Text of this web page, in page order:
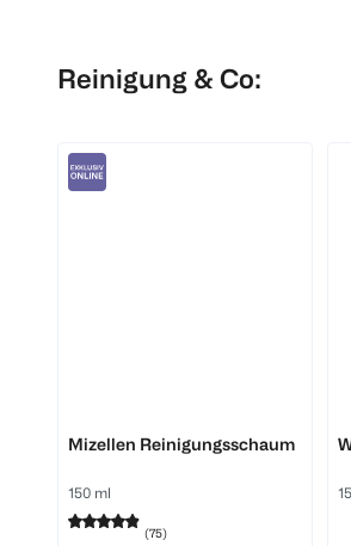
Reinigung & Co:
Mizellen Reinigungsschaum
150 ml
(75)